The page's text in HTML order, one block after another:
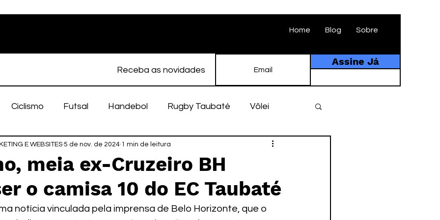
Home Blog Sobre
Receba as novidades
Assine Já
Ciclismo Futsal Handebol Rugby Taubaté Vôlei
Feminino Atletismo EC Taubaté História
Taubaté Fut7 Rugby Fut7 futebol amador
meia ex-Cruzeiro BH
o camisa 10 do EC Taubaté
E WEBSITES 5 de nov. de 2024 1 min de leitura
notícia vinculada pela imprensa de Belo Horizonte, que o